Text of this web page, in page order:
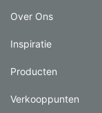
Over Ons
Inspiratie
Producten
Verkooppunten